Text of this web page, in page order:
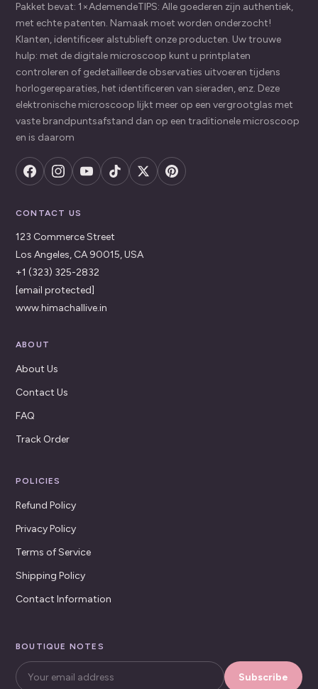
Pakket bevat: 1×AdemendeTIPS: Alle goederen zijn authentiek,
met echte patenten. Namaak moet worden onderzocht!
Klanten, identificeer alstublieft onze producten. Uw trouwe
hulp: met de digitale microscoop kunt u printplaten
controleren of gedetailleerde observaties uitvoeren tijdens
horlogereparaties, het identificeren van sieraden, enz. Deze
elektronische microscoop lijkt meer op een vergrootglas met
vaste brandpuntsafstand dan op een traditionele microscoop
en is daarom
CONTACT US
123 Commerce Street
Los Angeles, CA 90015, USA
+1 (323) 325-2832
[email protected]
www.himachallive.in
ABOUT
About Us
Contact Us
FAQ
Track Order
POLICIES
Refund Policy
Privacy Policy
Terms of Service
Shipping Policy
Contact Information
BOUTIQUE NOTES
Subscribe